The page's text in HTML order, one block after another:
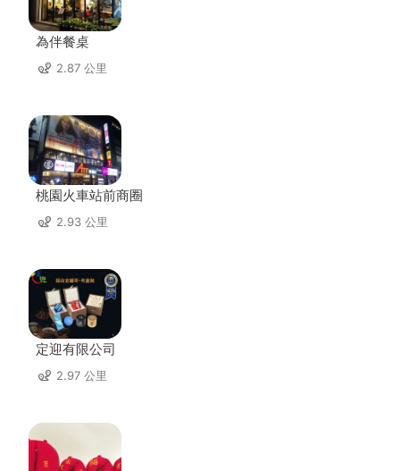
為伴餐桌
2.87 公里
桃園火車站前商圈
2.93 公里
定迎有限公司
2.97 公里